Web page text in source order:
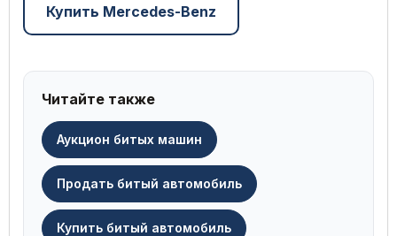
Купить Mercedes-Benz
Читайте также
Аукцион битых машин
Продать битый автомобиль
Купить битый автомобиль